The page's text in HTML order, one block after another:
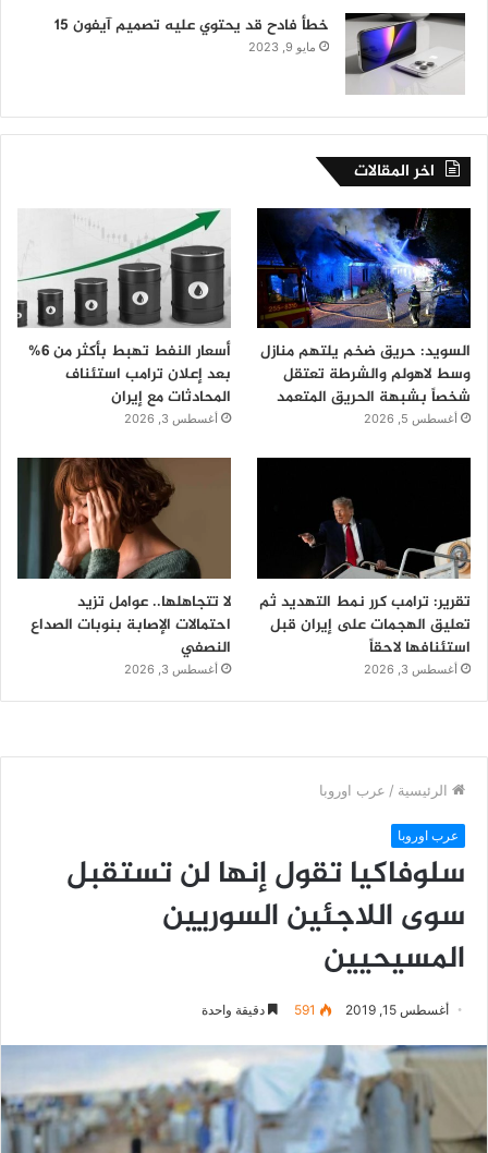
خطأ فادح قد يحتوي عليه تصميم آيفون 15
مايو 9, 2023
اخر المقالات
السويد: حريق ضخم يلتهم منازل
وسط لاهولم والشرطة تعتقل
شخصاً بشبهة الحريق المتعمد
أغسطس 5, 2026
أسعار النفط تهبط بأكثر من 6%
بعد إعلان ترامب استئناف
المحادثات مع إيران
أغسطس 3, 2026
تقرير: ترامب كرر نمط التهديد ثم
تعليق الهجمات على إيران قبل
استئنافها لاحقاً
أغسطس 3, 2026
لا تتجاهلها.. عوامل تزيد
احتمالات الإصابة بنوبات الصداع
النصفي
أغسطس 3, 2026